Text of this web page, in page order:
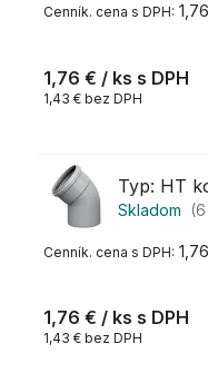
1,76 € / ks
1,43 € bez DPH
Typ: HT
Skladom
1,76 € / ks
1,43 € bez DPH